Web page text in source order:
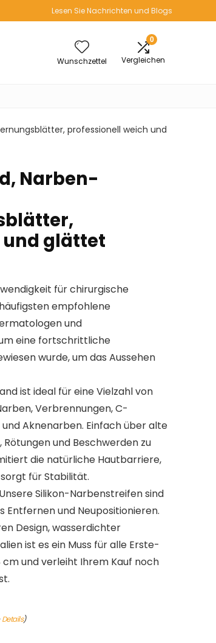
Lesen Sie Nachrichten und Blogs
Wunschzettel
0
Vergleichen
professionell weich und
Narben-
und glättet
für chirurgische
empfohlene
und
eine fortschrittliche
wurde, um das Aussehen
ist ideal für eine Vielzahl von
Verbrennungen, C-
Aknenarben. Einfach über alte
und Beschwerden zu
die natürliche Hautbarriere,
für Stabilität.
Silikon-Narbenstreifen sind
und Neupositionieren.
Design, wasserdichter
ist es ein Muss für alle Erste-
cm und verleiht Ihrem Kauf noch
Details)